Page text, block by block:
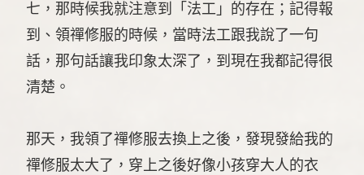
七，那時候我就注意到「法工」的存在；記得報
到、領禪修服的時候，當時法工跟我說了一句
話，那句話讓我印象太深了，到現在我都記得很
清楚。
那天，我領了禪修服去換上之後，發現發給我的
禪修服太大了，穿上之後好像小孩穿大人的衣